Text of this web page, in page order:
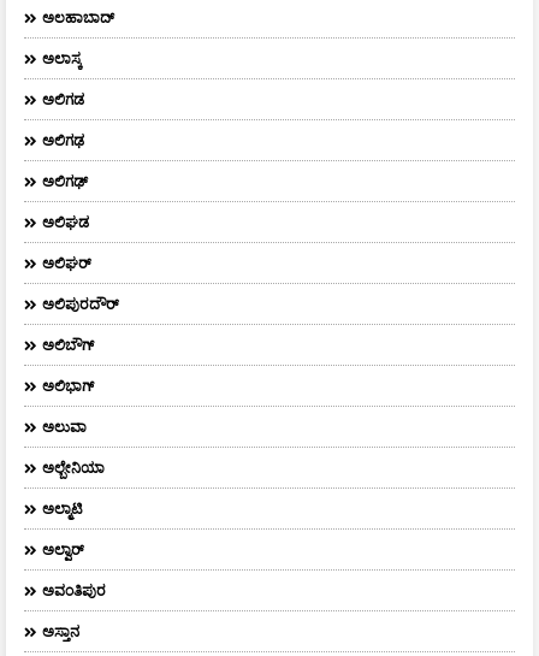
ಅಲಹಾಬಾದ್
ಅಲಾಸ್ಕ
ಅಲಿಗಡ
ಅಲಿಗಢ
ಅಲಿಗಢ್
ಅಲಿಘಡ
ಅಲಿಘರ್
ಅಲಿಪುರದೌರ್‌
ಅಲಿಬೌಗ್
ಅಲಿಭಾಗ್
ಅಲುವಾ
ಅಲ್ಬೇನಿಯಾ
ಅಲ್ಮಾಟಿ
ಅಲ್ವಾರ್
ಅವಂತಿಪುರ
ಅಸ್ತಾನ